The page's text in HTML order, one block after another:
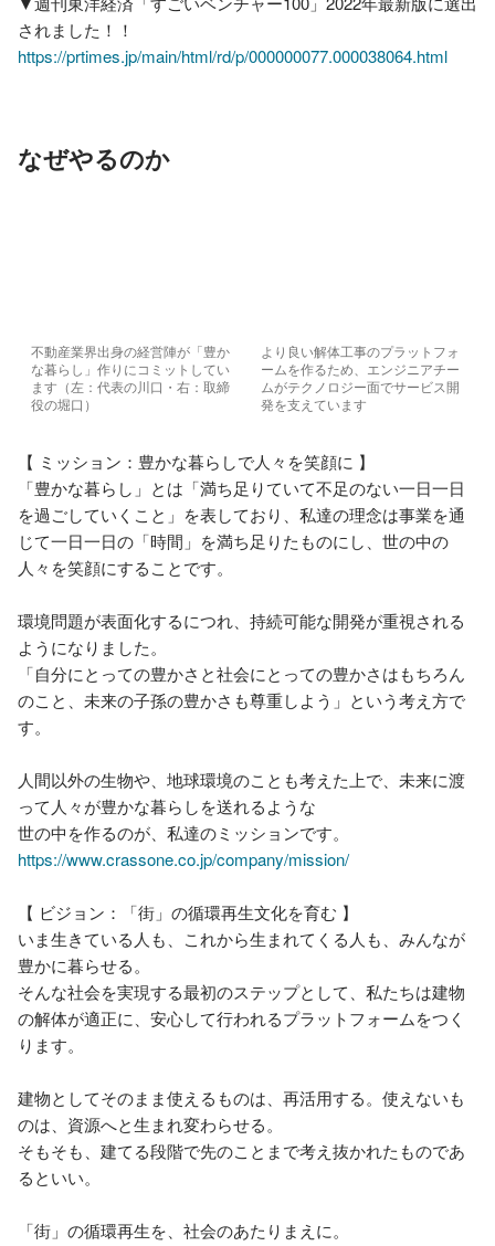
https://prtimes.jp/main/html/rd/p/000000077.000038064.html
なぜやるのか
不動産業界出身の経営陣が「豊か
な暮らし」作りにコミットしてい
ます（左：代表の川口・右：取締
役の堀口）
より良い解体工事のプラットフォ
ームを作るため、エンジニアチー
ムがテクノロジー面でサービス開
発を支えています
【 ミッション：豊かな暮らしで人々を笑顔に 】
「豊かな暮らし」とは「満ち足りていて不足のない一日一日
を過ごしていくこと」を表しており、私達の理念は事業を通
じて一日一日の「時間」を満ち足りたものにし、世の中の
人々を笑顔にすることです。
環境問題が表面化するにつれ、持続可能な開発が重視される
ようになりました。
「自分にとっての豊かさと社会にとっての豊かさはもちろん
のこと、未来の子孫の豊かさも尊重しよう」という考え方で
す。
人間以外の生物や、地球環境のことも考えた上で、未来に渡
って人々が豊かな暮らしを送れるような
https://www.crassone.co.jp/company/mission/
【 ビジョン：「街」の循環再生文化を育む 】
いま生きている人も、これから生まれてくる人も、みんなが
豊かに暮らせる。
そんな社会を実現する最初のステップとして、私たちは建物
の解体が適正に、安心して行われるプラットフォームをつく
ります。
建物としてそのまま使えるものは、再活用する。使えないも
のは、資源へと生まれ変わらせる。
そもそも、建てる段階で先のことまで考え抜かれたものであ
るといい。
「街」の循環再生を、社会のあたりまえに。